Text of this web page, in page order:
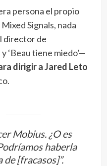
persona el propio
Mixed Signals, nada
director de
y‘Beau tiene miedo’—
dirigir a Jared Leto
Mobius. ¿O es
haberla
[fracasos]”.